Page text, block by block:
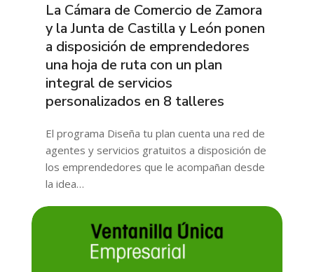
La Cámara de Comercio de Zamora
y la Junta de Castilla y León ponen
a disposición de emprendedores
una hoja de ruta con un plan
integral de servicios
personalizados en 8 talleres
El programa Diseña tu plan cuenta una red de
agentes y servicios gratuitos a disposición de
los emprendedores que le acompañan desde
la idea…